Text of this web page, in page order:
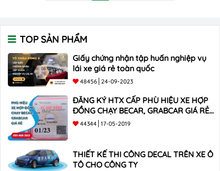
TOP SẢN PHẨM
Giấy chứng nhận tập huấn nghiệp vụ
lái xe giá rẻ toàn quốc
48456 24-09-2023
ĐĂNG KÝ HTX CẤP PHÙ HIỆU XE HỢP
ĐỒNG CHẠY BECAR, GRABCAR GIÁ RẺ
NHẤT
44344 17-05-2019
THIẾT KẾ THI CÔNG DECAL TRÊN XE Ô
TÔ CHO CÔNG TY